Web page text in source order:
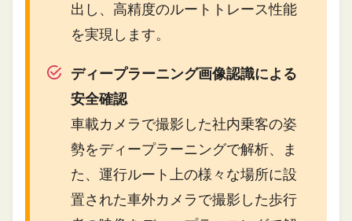
出し、高精度のルートトレース性能
を実現します。
ディープラーニング画像認識による
安全確認
車載カメラで撮影した社内乗客の姿
勢をディープラーニングで解析、ま
た、運行ルート上の様々な場所に設
置された車外カメラで撮影した歩行